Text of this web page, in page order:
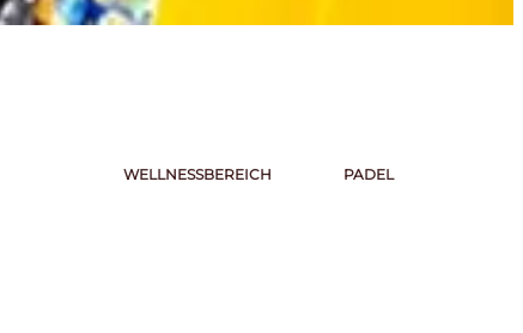
WELLNESSBEREICH PADEL